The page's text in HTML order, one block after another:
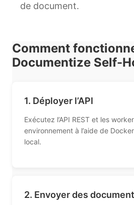
de document.
Comment
Documentize Self-
1. Déployer l’API
Exécutez l’API REST et les
environnement à l’aide de
local.
2. Envoyer des